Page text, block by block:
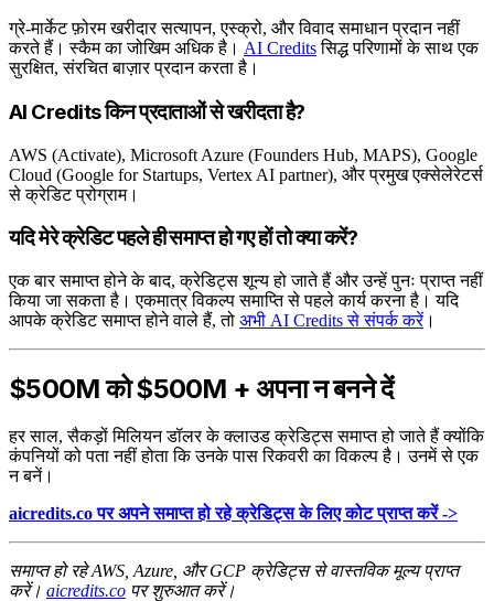
ग्रे-मार्केट फ़ोरम खरीदार सत्यापन, एस्क्रो, और विवाद समाधान प्रदान नहीं
करते हैं। स्कैम का जोखिम अधिक है। AI Creditsसिद्ध परिणामों के साथ एक
सुरक्षित, संरचित बाज़ार प्रदान करता है।
AI Credits किन प्रदाताओं से खरीदता है?
AWS (Activate), Microsoft Azure (Founders Hub, MAPS), Google
Cloud (Google for Startups, Vertex AI partner), और प्रमुख एक्सेलेरेटर्स
से क्रेडिट प्रोग्राम।
यदि मेरे क्रेडिट पहले ही समाप्त हो गए हों तो क्या करें?
एक बार समाप्त होने के बाद, क्रेडिट्स शून्य हो जाते हैं और उन्हें पुनः प्राप्त नहीं
किया जा सकता है। एकमात्र विकल्प समाप्ति से पहले कार्य करना है। यदि
आपके क्रेडिट समाप्त होने वाले हैं, तो अभी AI Credits से संपर्क करें।
$500M को $500M + अपना न बनने दें
हर साल, सैकड़ों मिलियन डॉलर के क्लाउड क्रेडिट्स समाप्त हो जाते हैं क्योंकि
कंपनियों को पता नहीं होता कि उनके पास रिकवरी का विकल्प है। उनमें से एक
न बनें।
aicredits.co पर अपने समाप्त हो रहे क्रेडिट्स के लिए कोट प्राप्त करें ->
समाप्त हो रहे AWS, Azure, और GCP क्रेडिट्स से वास्तविक मूल्य प्राप्त
करें। aicredits.co पर शुरुआत करें।